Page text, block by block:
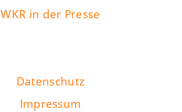
WKR in der Presse
Datenschutz
Impressum